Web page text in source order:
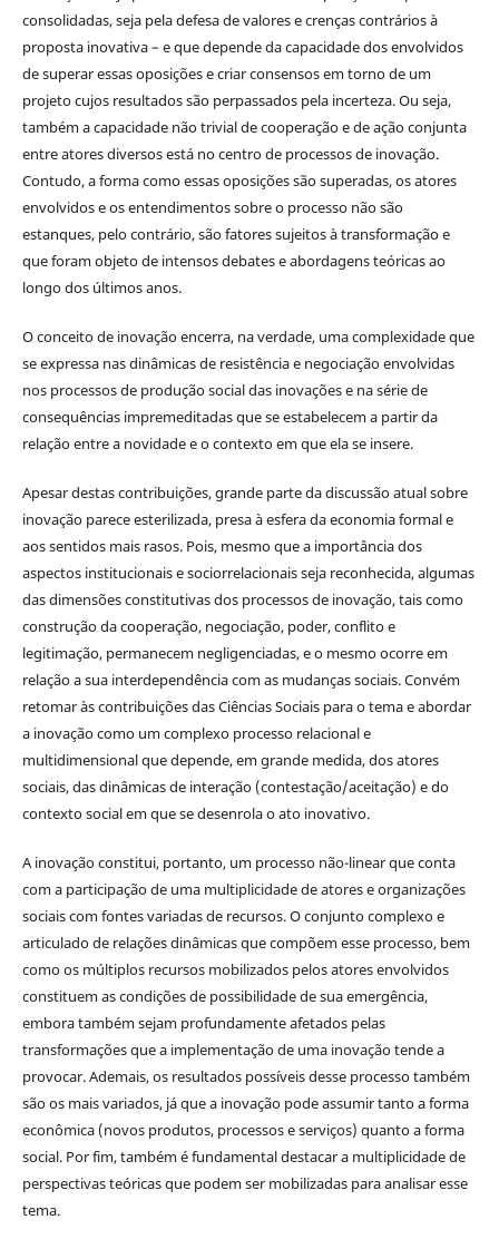
consolidadas, seja pela defesa de valores e crenças contrários à
proposta inovativa – e que depende da capacidade dos envolvidos
de superar essas oposições e criar consensos em torno de um
projeto cujos resultados são perpassados pela incerteza. Ou seja,
também a capacidade não trivial de cooperação e de ação conjunta
entre atores diversos está no centro de processos de inovação.
Contudo, a forma como essas oposições são superadas, os atores
envolvidos e os entendimentos sobre o processo não são
estanques, pelo contrário, são fatores sujeitos à transformação e
que foram objeto de intensos debates e abordagens teóricas ao
longo dos últimos anos.
O conceito de inovação encerra, na verdade, uma complexidade que
se expressa nas dinâmicas de resistência e negociação envolvidas
nos processos de produção social das inovações e na série de
consequências impremeditadas que se estabelecem a partir da
relação entre a novidade e o contexto em que ela se insere.
Apesar destas contribuições, grande parte da discussão atual sobre
inovação parece esterilizada, presa à esfera da economia formal e
aos sentidos mais rasos. Pois, mesmo que a importância dos
aspectos institucionais e sociorrelacionais seja reconhecida, algumas
das dimensões constitutivas dos processos de inovação, tais como
construção da cooperação, negociação, poder, conflito e
legitimação, permanecem negligenciadas, e o mesmo ocorre em
relação a sua interdependência com as mudanças sociais. Convém
retomar às contribuições das Ciências Sociais para o tema e abordar
a inovação como um complexo processo relacional e
multidimensional que depende, em grande medida, dos atores
sociais, das dinâmicas de interação (contestação/aceitação) e do
contexto social em que se desenrola o ato inovativo.
A inovação constitui, portanto, um processo não-linear que conta
com a participação de uma multiplicidade de atores e organizações
sociais com fontes variadas de recursos. O conjunto complexo e
articulado de relações dinâmicas que compõem esse processo, bem
como os múltiplos recursos mobilizados pelos atores envolvidos
constituem as condições de possibilidade de sua emergência,
embora também sejam profundamente afetados pelas
transformações que a implementação de uma inovação tende a
provocar. Ademais, os resultados possíveis desse processo também
são os mais variados, já que a inovação pode assumir tanto a forma
econômica (novos produtos, processos e serviços) quanto a forma
social. Por fim, também é fundamental destacar a multiplicidade de
perspectivas teóricas que podem ser mobilizadas para analisar esse
tema.